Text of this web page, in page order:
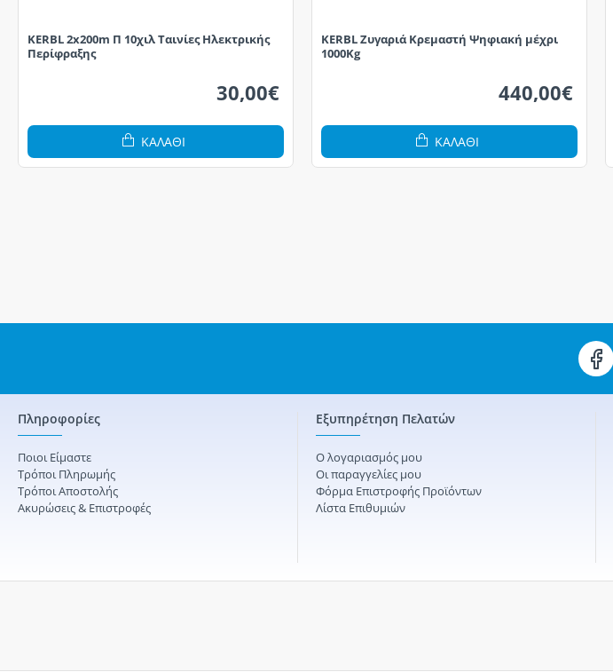
KERBL 2x200m Π 10χιλ Ταινίες Ηλεκτρικής
Περίφραξης
30,00€
ΚΑΛΆΘΙ
KERBL Zυγαριά Kρεμαστή Ψηφιακή μέχρι
1000Kg
440,00€
ΚΑΛΆΘΙ
Πληροφορίες
Ποιοι Είμαστε
Τρόποι Πληρωμής
Τρόποι Αποστολής
Ακυρώσεις & Επιστροφές
Εξυπηρέτηση Πελατών
Ο λογαριασμός μου
Οι παραγγελίες μου
Φόρμα Επιστροφής Προϊόντων
Λίστα Επιθυμιών